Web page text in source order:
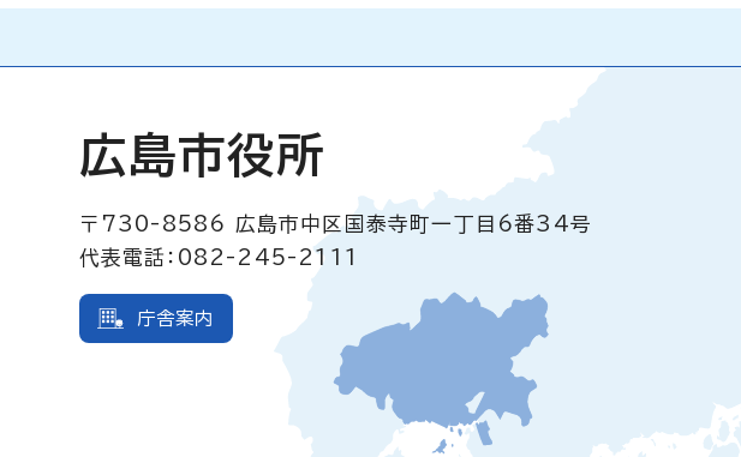
広島市役所
〒730-8586
広島市中区国泰寺町一丁目6番34号
代表電話：082-245-2111
庁舎案内